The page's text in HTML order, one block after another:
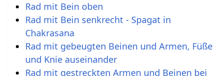
Rad mit Bein oben
Rad mit Bein senkrecht - Spagat in
Chakrasana
Rad mit gebeugten Beinen und Armen, Füße
und Knie auseinander
Rad mit gestreckten Armen und Beinen bei